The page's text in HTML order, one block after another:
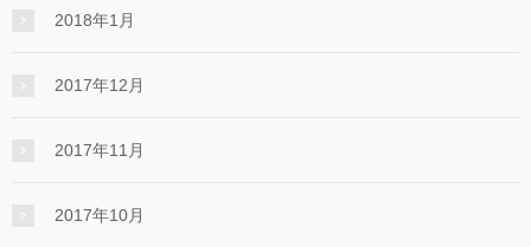
2018年1月
2017年12月
2017年11月
2017年10月